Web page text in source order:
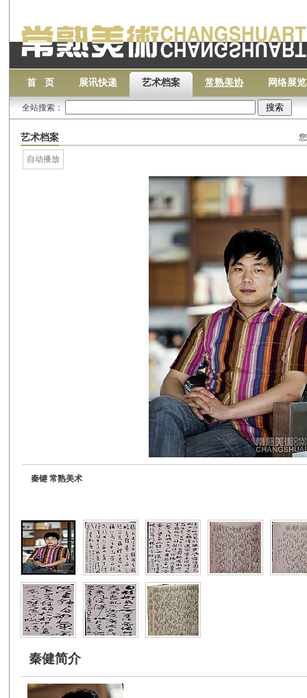
首 页 展讯快递 艺术档案 常熟美协 网络展览
全站搜索：
艺术档案
自动播放
秦键 常熟美术
秦健简介